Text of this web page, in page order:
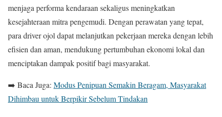
menjaga performa kendaraan sekaligus meningkatkan
kesejahteraan mitra pengemudi. Dengan perawatan yang tepat,
para driver ojol dapat melanjutkan pekerjaan mereka dengan lebih
efisien dan aman, mendukung pertumbuhan ekonomi lokal dan
menciptakan dampak positif bagi masyarakat.
➡️ Baca Juga: Modus Penipuan Semakin Beragam, Masyarakat
Dihimbau untuk Berpikir Sebelum Tindakan